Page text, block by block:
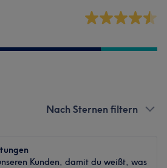
Nach Sternen filtern
Kunden, damit du weißt, was